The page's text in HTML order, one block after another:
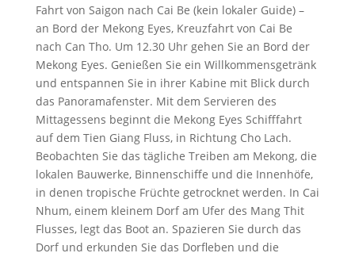
Fahrt von Saigon nach Cai Be (kein lokaler Guide) –
an Bord der Mekong Eyes, Kreuzfahrt von Cai Be
nach Can Tho. Um 12.30 Uhr gehen Sie an Bord der
Mekong Eyes. Genießen Sie ein Willkommensgetränk
und entspannen Sie in ihrer Kabine mit Blick durch
das Panoramafenster. Mit dem Servieren des
Mittagessens beginnt die Mekong Eyes Schifffahrt
auf dem Tien Giang Fluss, in Richtung Cho Lach.
Beobachten Sie das tägliche Treiben am Mekong, die
lokalen Bauwerke, Binnenschiffe und die Innenhöfe,
in denen tropische Früchte getrocknet werden. In Cai
Nhum, einem kleinem Dorf am Ufer des Mang Thit
Flusses, legt das Boot an. Spazieren Sie durch das
Dorf und erkunden Sie das Dorfleben und die